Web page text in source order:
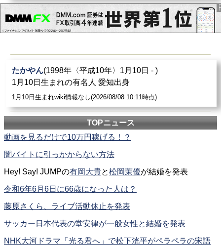
たかやん(1998年〈平成10年〉1月10日 - )
1月10日生まれの有名人 愛知出身
1月10日生まれwiki情報なし(2026/08/08 10:11時点)
TOPニュース
動画を見るだけで10万円稼げる！？
闇バイトに引っかからない方法
Hey! Say! JUMPの有岡大貴と松岡茉優が結婚を発表
令和6年6月6日に66歳になった人は？
藤原さくら、ライブ活動休止を発表
サッカー日本代表の堂安律が一般女性と結婚を発表
NHK大河ドラマ「光る君へ」で松下洸平がペラペラの宋語